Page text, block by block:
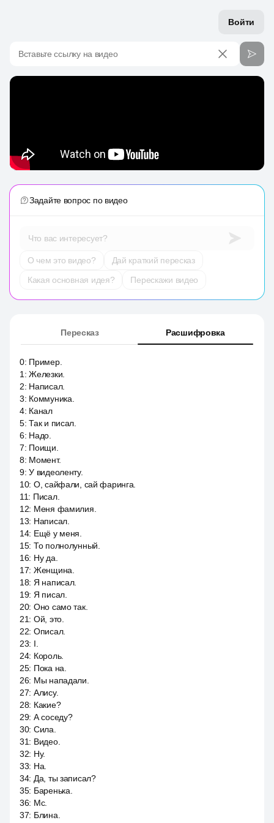
Войти
Вставьте ссылку на видео
Задайте вопрос по видео
Что вас интересует?
О чем это видео?
Дай краткий пересказ
Какая основная идея?
Перескажи видео
Пересказ Расшифровка
0: Пример.
1 :Железки.
2: Написал.
3: Коммуника.
4: Канал
5:Так и писал.
6: Надо.
7: Поищи.
8: Момент.
9:У видеоленту.
10: О, сайфали, сай фаринга.
11: Писал.
12: Меня фамилия.
13: Написал.
14: Ещё у меня.
15: То полнолунный.
16: Ну да.
17: Женщина.
18: Я написал.
19: Я писал.
20: Оно само так.
21: Ой, это.
22: Описал.
23: I.
24: Король.
25: Пока на.
26: Мы нападали.
27: Алису.
28: Какие?
29: А соседу?
30: Сила.
31: Видео.
32: Ну.
33: На.
34: Да, ты записал?
35: Баренька.
36: Mc.
37: Блина.